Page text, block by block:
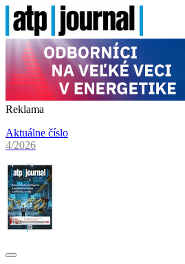
Reklama
Aktuálne číslo
4/2026